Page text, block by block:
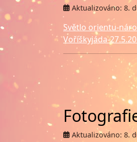
Aktualizováno: 8.
Světlo orientu-
Voříškyjáda-
Aktualizováno: 8.